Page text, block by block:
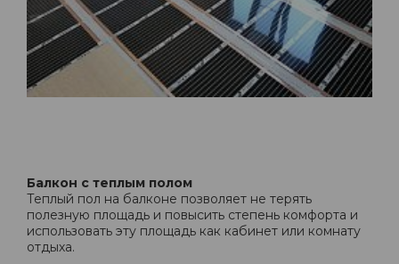
Балкон с теплым полом
Теплый пол на балконе позволяет не терять
полезную площадь и повысить степень комфорта и
использовать эту площадь как кабинет или комнату
отдыха.